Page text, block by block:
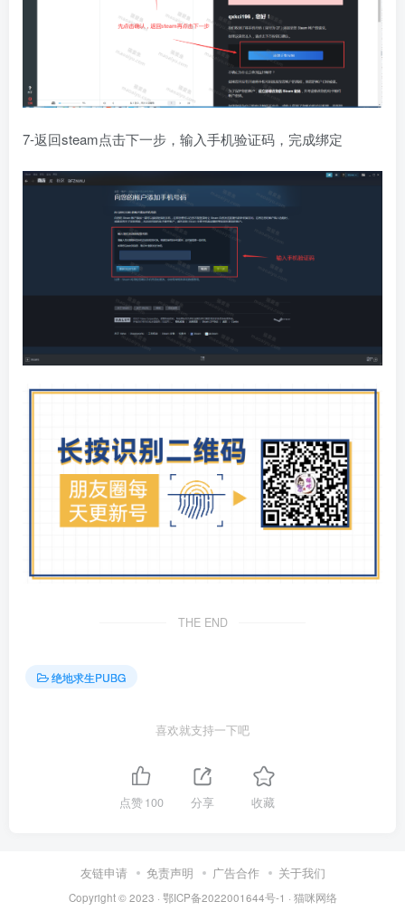
7-返回steam点击下一步，输入手机验证码，完成绑定
THE END
绝地求生PUBG
喜欢就支持一下吧
点赞100 分享 收藏
友链申请 免责声明 广告合作 关于我们
Copyright © 2023 · 鄂ICP备2022001644号-1 · 猫咪网络